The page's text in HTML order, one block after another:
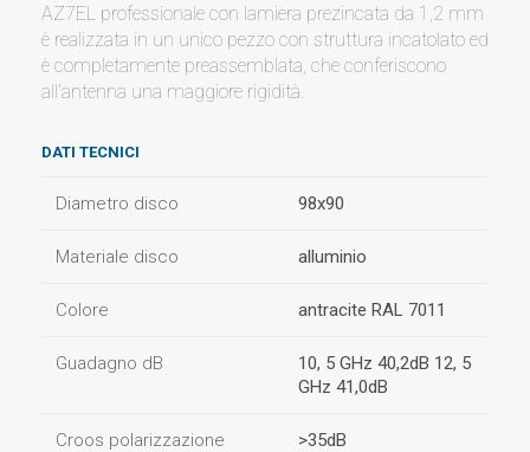
AZ7EL professionale con lamiera prezincata da 1,2 mm
è realizzata in un unico pezzo con struttura incatolato ed
è completamente preassemblata, che conferiscono
all'antenna una maggiore rigidità.
DATI TECNICI
Diametro disco 98x90
Materiale disco alluminio
Colore antracite RAL 7011
Guadagno dB
10, 5 GHz 40,2dB 12, 5
GHz 41,0dB
Croos polarizzazione >35dB